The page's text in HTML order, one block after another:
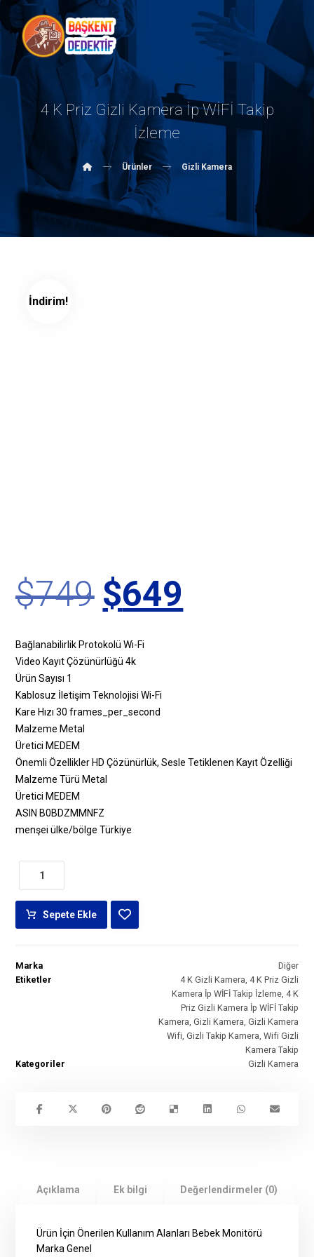
4 K Priz Gizli Kamera İp WİFİ Takip
İzleme
Ürünler Gizli Kamera
İndirim!
$749 $649
Bağlanabilirlik Protokolü ‎Wi-Fi
Video Kayıt Çözünürlüğü ‎4k
Ürün Sayısı ‎1
Kablosuz İletişim Teknolojisi ‎Wi-Fi
Kare Hızı ‎30 frames_per_second
Malzeme ‎Metal
Üretici ‎MEDEM
Önemli Özellikler ‎HD Çözünürlük, Sesle Tetiklenen Kayıt Özelliği
Malzeme Türü ‎Metal
Üretici ‎MEDEM
ASIN ‎B0BDZMMNFZ
menşei ülke/bölge ‎Türkiye
Sepete Ekle
Marka
Diğer
Etiketler
4 K Gizli Kamera, 4 K Priz Gizli
Kamera İp WİFİ Takip İzleme, 4 K
Priz Gizli Kamera İp WİFİ Takip
Kamera, Gizli Kamera, Gizli Kamera
Wifi, Gizli Takip Kamera, Wifi Gizli
Kamera Takip
Kategoriler
Gizli Kamera
Açıklama Ek bilgi Değerlendirmeler (0)
Ürün İçin Önerilen Kullanım Alanları Bebek Monitörü
Marka Genel